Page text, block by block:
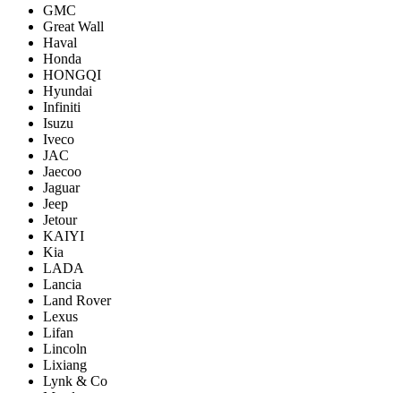
GMC
Great Wall
Haval
Honda
HONGQI
Hyundai
Infiniti
Isuzu
Iveco
JAC
Jaecoo
Jaguar
Jeep
Jetour
KAIYI
Kia
LADA
Lancia
Land Rover
Lexus
Lifan
Lincoln
Lixiang
Lynk & Co